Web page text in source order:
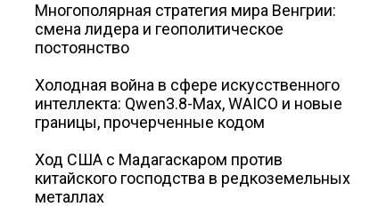
Многополярная стратегия мира Венгрии:
смена лидера и геополитическое
постоянство
Холодная война в сфере искусственного
интеллекта: Qwen3.8-Max, WAICO и новые
границы, прочерченные кодом
Ход США с Мадагаскаром против
китайского господства в редкоземельных
металлах